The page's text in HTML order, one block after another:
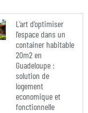
L’art d’optimiser
l’espace dans un
container habitable
20m2 en
Guadeloupe :
solution de
logement
economique et
fonctionnelle